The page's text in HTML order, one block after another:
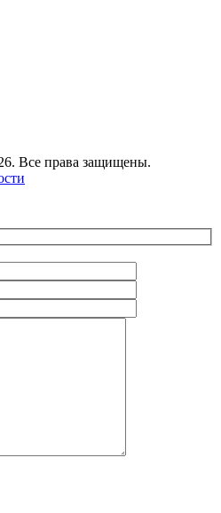
Все права защищены.